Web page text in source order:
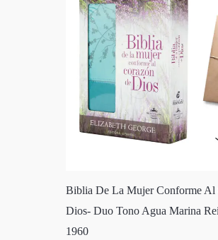
Biblia De La Mujer Conforme Al
Dios- Duo Tono Agua Marina
1960